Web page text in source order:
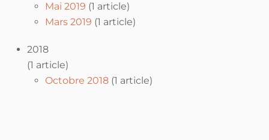
Mai 2019 (1 article)
Mars 2019 (1 article)
2018
(1 article)
Octobre 2018 (1 article)